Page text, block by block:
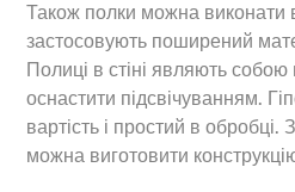
Також полки можна виконати
застосовують поширений
Полиці в стіні являють собою
оснастити підсвічуванням.
вартість і простий в
можна виготовити